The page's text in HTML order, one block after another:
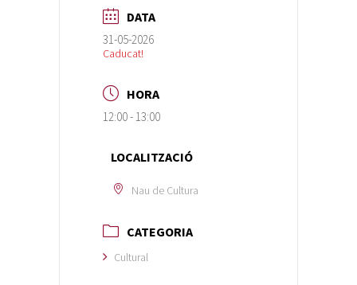
DATA
31-05-2026
Caducat!
HORA
12:00 - 13:00
LOCALITZACIÓ
Nau de Cultura
CATEGORIA
Cultural